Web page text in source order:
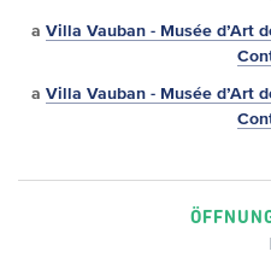
a Villa Vauban - Musée d’Art
a Villa Vauban - Musée d’Art